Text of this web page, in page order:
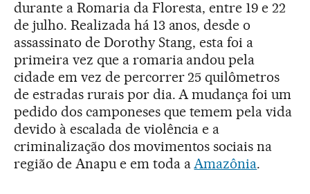
durante a Romaria da Floresta, entre 19 e 22
de julho. Realizada há 13 anos, desde o
assassinato de Dorothy Stang, esta foi a
primeira vez que a romaria andou pela
cidade em vez de percorrer 25 quilômetros
de estradas rurais por dia. A mudança foi um
pedido dos camponeses que temem pela vida
devido à escalada de violência e a
criminalização dos movimentos sociais na
região de Anapu e em toda aAmazônia.